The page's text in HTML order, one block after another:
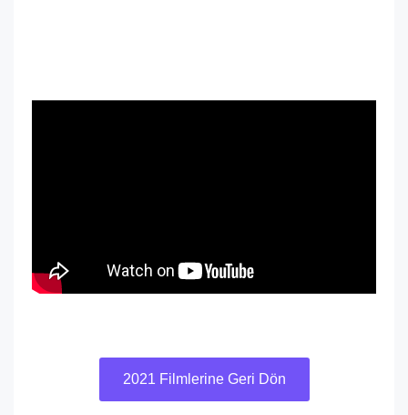
2021 Filmlerine Geri Dön